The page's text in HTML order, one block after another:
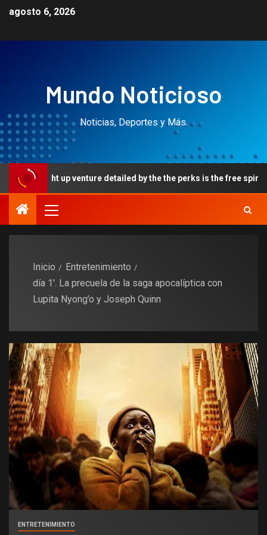
agosto 6, 2026
Mundo Noticioso
Noticias, Deportes y Más.
detailed by the the perks is the free spins need promote
Inicio
Entretenimiento
día 1′. La precuela de la saga apocalíptica con
Lupita Nyong’o y Joseph Quinn
ENTRETENIMIENTO